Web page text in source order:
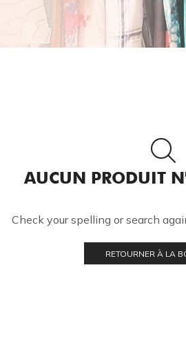
AUCUN PRODUIT
Check your spelling or search
RETOURNER À LA